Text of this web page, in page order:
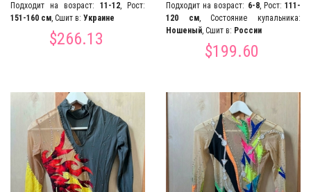
Подходит на возраст: 11-12, Рост:
151-160 см, Сшит в: Украине
$266.13
Подходит на возраст: 6-8, Рост:111-
120 см, Состояние купальника:
Ношеный, Сшит в: России
$199.60